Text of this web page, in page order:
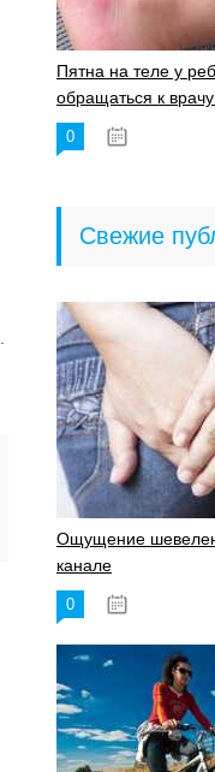
Пятна на теле у
обращаться к
0
Свежие
Ощущение
канале
0